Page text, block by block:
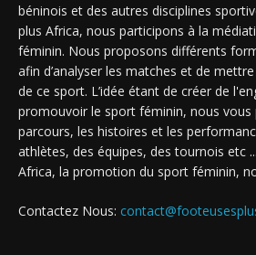
béninois et des autres disciplines
plus Africa, nous participons à la
féminin. Nous proposons différents
afin d’analyser les matches et de
de ce sport. L’idée étant de créer de
promouvoir le sport féminin, nous vous
parcours, les histoires et les
athlètes, des équipes, des tournois etc
Africa, la promotion du sport féminin,
Contactez Nous: